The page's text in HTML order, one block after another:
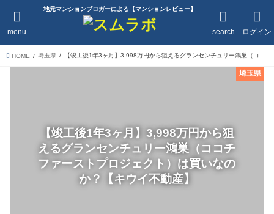
地元マンションブロガーによる【マンションレビュー】
ログイン
search
menu
HOME 埼玉県
【竣工後1年3ヶ月】3,998万円から狙
えるグランセンチュリー鴻巣（ココチ
ファーストプロジェクト）は買いなの
か？【キウイ不動産】
埼玉県